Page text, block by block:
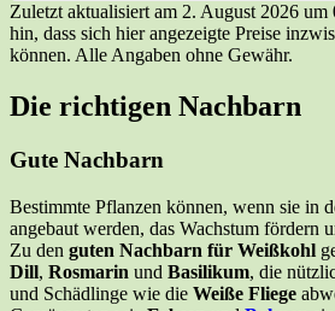
Zuletzt aktualisiert am 2. August 2026
hin, dass sich hier angezeigte Preise
können. Alle Angaben ohne Gewähr.
Die richtigen Nachbarn
Gute Nachbarn
Bestimmte Pflanzen können, wenn sie in
angebaut werden, das Wachstum fördern
Zu den guten Nachbarn für Weißkohl
Dill, Rosmarin und Basilikum, die
und Schädlinge wie die Weiße Fliege